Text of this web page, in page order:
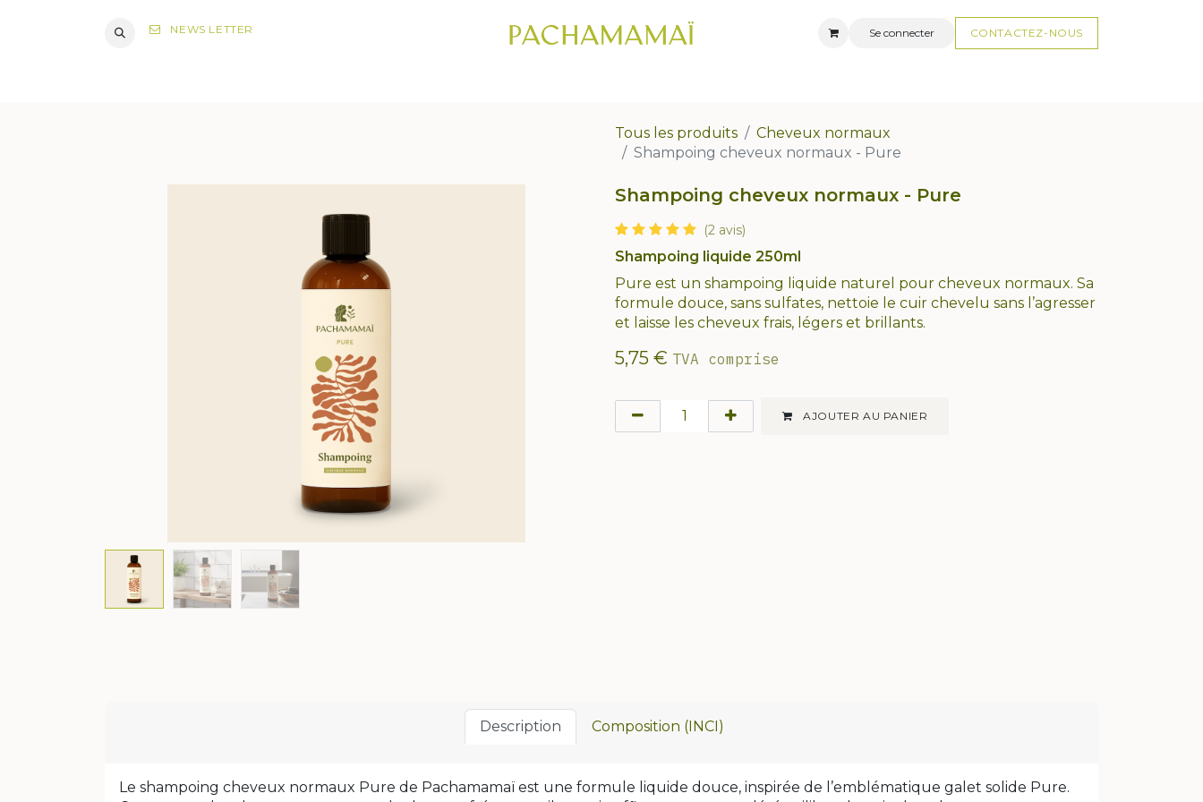
NEWS LETTER Se connecter CONTACTEZ-NOUS
Tous les produits
Cheveux normaux
Shampoing cheveux normaux - Pure
Shampoing cheveux normaux - Pure
(2 avis)
Shampoing liquide 250ml
Pure est un shampoing liquide naturel pour cheveux normaux. Sa
formule douce, sans sulfates, nettoie le cuir chevelu sans l’agresser
et laisse les cheveux frais, légers et brillants.
5,75 € TVA comprise
AJOUTER AU PANIER
Description Composition (INCI)
Le shampoing cheveux normaux Pure de Pachamamaï est une formule liquide douce, inspirée de l’emblématique galet solide Pure.